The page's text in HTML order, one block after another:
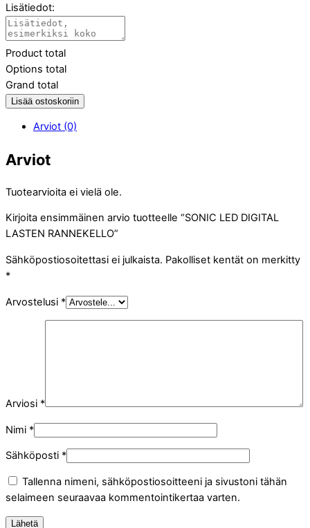
Lisätiedot:
Product total
Options total
Grand total
Lisää ostoskoriin
Arviot (0)
Arviot
Tuotearvioita ei vielä ole.
Kirjoita ensimmäinen arvio tuotteelle “SONIC LED DIGITAL
LASTEN RANNEKELLO”
Sähköpostiosoitettasi ei julkaista. Pakolliset kentät on merkitty
*
Arvostelusi *
Arviosi *
Nimi *
Sähköposti *
Tallenna nimeni, sähköpostiosoitteeni ja sivustoni tähän
selaimeen seuraavaa kommentointikertaa varten.